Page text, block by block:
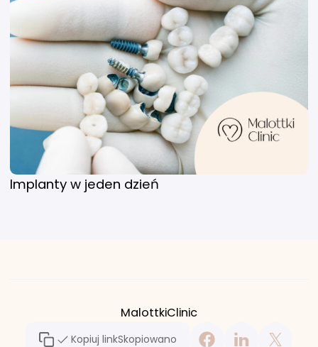
Implanty w jeden dzień
MalottkiClinic
Kopiuj linkSkopiowano